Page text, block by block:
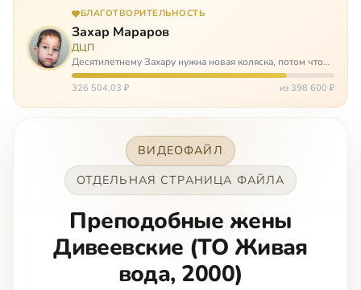
БЛАГОТВОРИТЕЛЬНОСТЬ
Захар Мараров
ДЦП
Десятилетнему Захару нужна новая коляска, потом что
старая сломалась. А без коляски он не сможет не только
просто выходить из дома, но и продолжать лечение в
326 504,03 ₽ из 398 600 ₽
ВИДЕОФАЙЛ
ОТДЕЛЬНАЯ СТРАНИЦА ФАЙЛА
Преподобные жены
Дивеевские (ТО Живая
вода, 2000)